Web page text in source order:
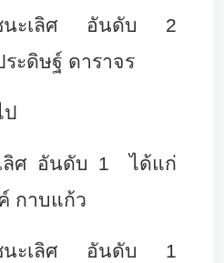
ชนะเลิศ อันดับ 2
ะดิษฐ์ ดาราจร
ป
เลิศ อันดับ 1 ได้แก่
กาบแก้ว
ชนะเลิศ อันดับ 1